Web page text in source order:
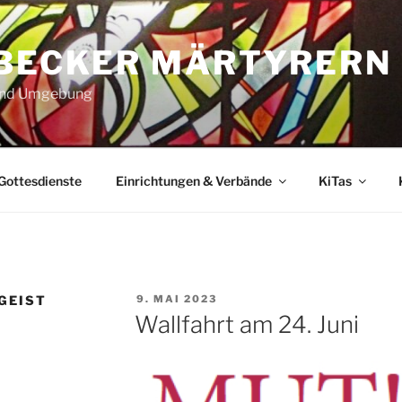
MÄRTYRERN
Umgebung
Einrichtungen & Verbände KiTas
VERÖFFENTLICHT
AM
9. MAI 2023
Wallfahrt am 24. Juni